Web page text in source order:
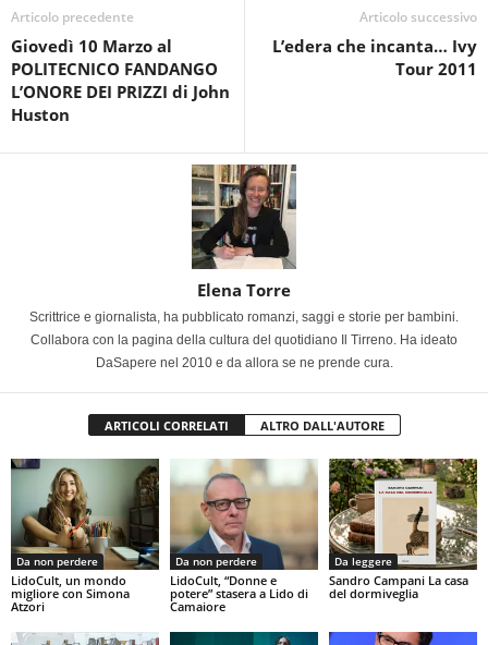
Articolo precedente
Giovedì 10 Marzo al
POLITECNICO FANDANGO
L’ONORE DEI PRIZZI di John
Huston
Articolo successivo
L’edera che incanta… Ivy
Tour 2011
Elena Torre
Scrittrice e giornalista, ha pubblicato romanzi, saggi e storie per bambini.
Collabora con la pagina della cultura del quotidiano Il Tirreno. Ha ideato
DaSapere nel 2010 e da allora se ne prende cura.
ARTICOLI CORRELATI ALTRO DALL'AUTORE
Da non perdere
LidoCult, un mondo
migliore con Simona
Atzori
Da non perdere
LidoCult, “Donne e
potere” stasera a Lido di
Camaiore
Da leggere
Sandro Campani La casa
del dormiveglia